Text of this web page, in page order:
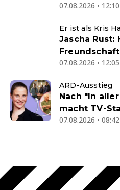
07.08.2026 •
Er ist als Kris
Jascha Rust:
07.08.2026 •
ARD-Ausstieg
Nach "In
macht TV-
07.08.2026 •